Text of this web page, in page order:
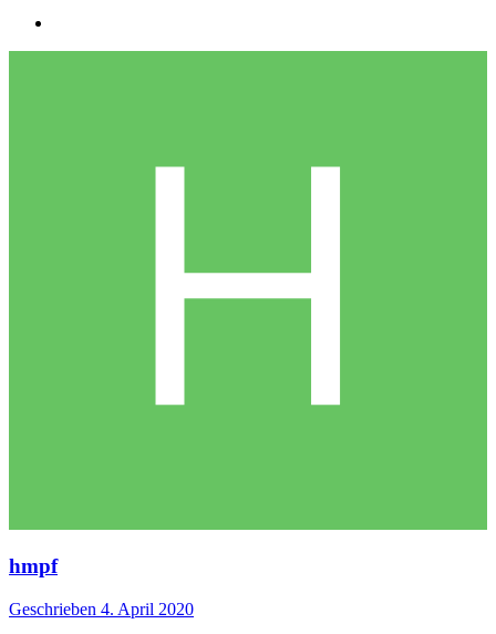
hmpf
Geschrieben 4. April 2020